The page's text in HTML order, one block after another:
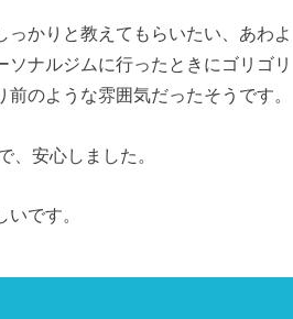
かりと教えてもらいたい、あわよ
ナルジムに行ったときにゴリゴリ
のような雰囲気だったそうです。
安心しました。
です。